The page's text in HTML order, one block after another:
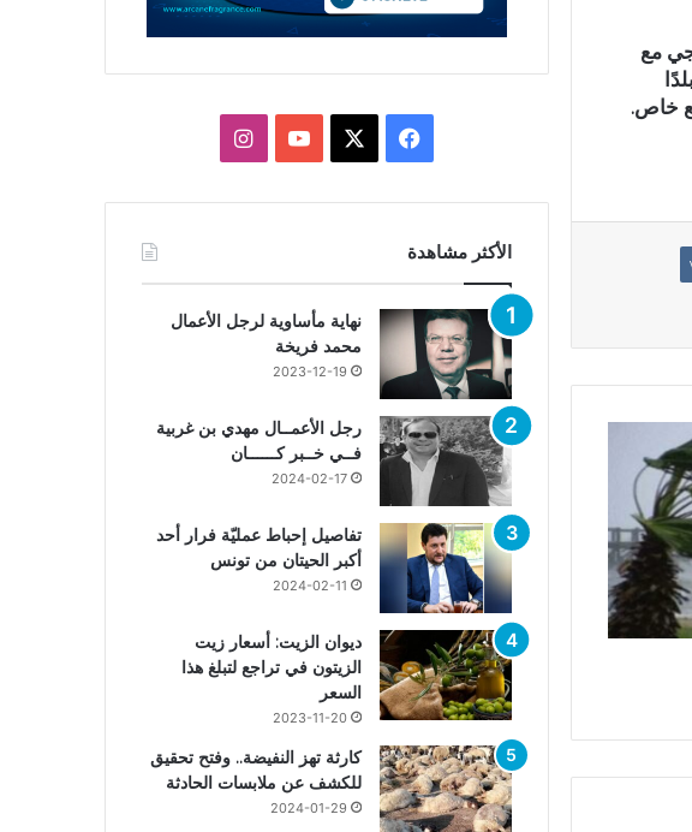
مع
خاص.
فيسبوك يوتيوبانستقرام
الأكثر مشاهدة
نهاية مأساوية لرجل الأعمال
محمد فريخة
2023-12-19
رجل الأعمــال مهدي بن غربية
فــي خــبر كــــــان
2024-02-17
تفاصيل إحباط عمليّة فرار أحد
أكبر الحيتان من تونس
2024-02-11
ديوان الزيت: أسعار زيت
الزيتون في تراجع لتبلغ هذا
السعر
2023-11-20
كارثة تهز النفيضة.. وفتح تحقيق
للكشف عن ملابسات الحادثة
2024-01-29